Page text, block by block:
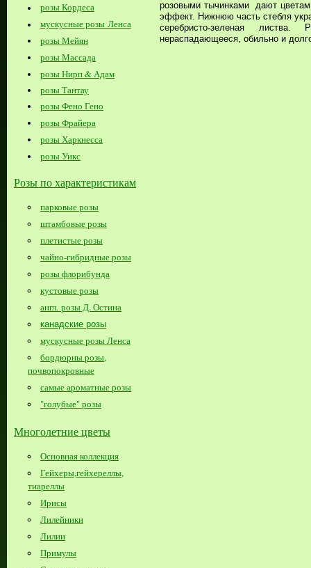
розы Кордеса
мускусные розы Ленса
розы Мейян
розы Массада
розы Нирп & Адам
розы Тантау
розы Фено Гено
розы Фрайера
розы Харкнесса
розы Уикс
Розы по характеристикам
парковые розы
штамбовые розы
плетистые розы
чайно-гибридные розы
розы флорибунда
кустовые розы
англ. розы Д. Остина
канадские розы
мускусные розы Ленса
бордюрны розы,
почвопокровные
самые ароматные розы
"голубые" розы
Многолетние цветы
Основная коллекция
Гейхеры,гейхереллы,
тиареллы
Ирисы
Лилейники
Лилии
Примулы
розовыми тычинками дают
эффект. Нижнюю часть стебля
серебристо-зеленая листва.
нераспадающееся, обильно и